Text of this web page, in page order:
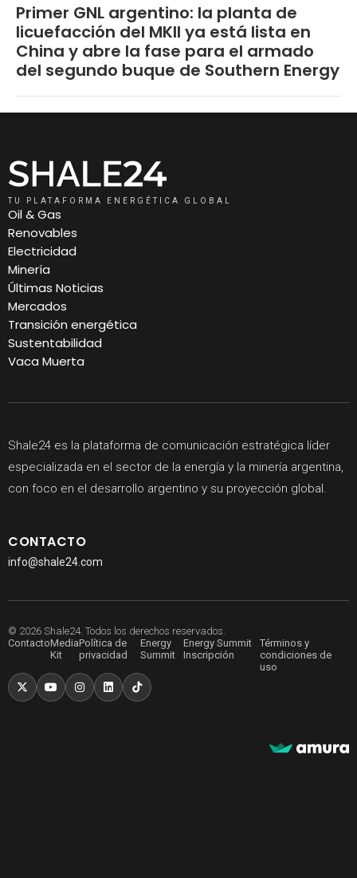
Primer GNL argentino: la planta de
licuefacción del MKII ya está lista en
China y abre la fase para el armado
del segundo buque de Southern Energy
TU PLATAFORMA ENERGÉTICA GLOBAL
Oil & Gas
Renovables
Electricidad
Minería
Últimas Noticias
Mercados
Transición energética
Sustentabilidad
Vaca Muerta
Shale24 es la plataforma de comunicación estratégica líder
especializada en el sector de la energía y la minería argentina,
con foco en el desarrollo argentino y su proyección global.
CONTACTO
info@shale24.com
© 2026 Shale24. Todos los derechos reservados.
ContactoMedia
Kit
Política de
privacidad
Energy
Summit
Energy Summit
Inscripción
Términos y
condiciones de
uso